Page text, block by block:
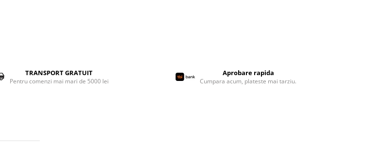
TRANSPORT GRATUIT
Pentru comenzi mai mari de 5000 lei
Aprobare rapida
Cumpara acum, plateste mai tarziu.